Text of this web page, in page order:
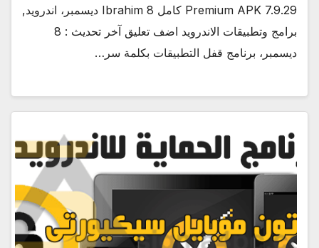
Premium APK 7.9.29 كامل Ibrahim 8 ديسمبر، اندرويد,
برامج وتطبيقات الاندرويد اضف تعليق آخر تحديث : 8
ديسمبر، برنامج قفل التطبيقات بكلمة سر…